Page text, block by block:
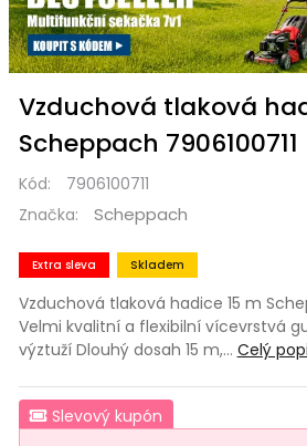
Vzduchová tlaková
Scheppach 7906100711
Kód:
7906100711
Značka:
Scheppach
Extra sleva Skladem
Vzduchová tlaková hadice 15 m
Velmi kvalitní a flexibilní vícevrstvá
výztuží Dlouhý dosah 15 m,… Celý
Slevový kupón